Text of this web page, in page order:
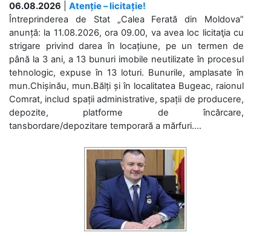
06.08.2026
Atenție – licitație!
Întreprinderea de Stat „Calea Ferată din Moldova”
anunță: la 11.08.2026, ora 09.00, va avea loc licitaţia cu
strigare privind darea în locațiune, pe un termen de
până la 3 ani, a 13 bunuri imobile neutilizate în procesul
tehnologic, expuse în 13 loturi. Bunurile, amplasate în
mun.Chișinău, mun.Bălți și în localitatea Bugeac, raionul
Comrat, includ spații administrative, spații de producere,
depozite, platforme de încărcare,
tansbordare/depozitare temporară a mărfuri....